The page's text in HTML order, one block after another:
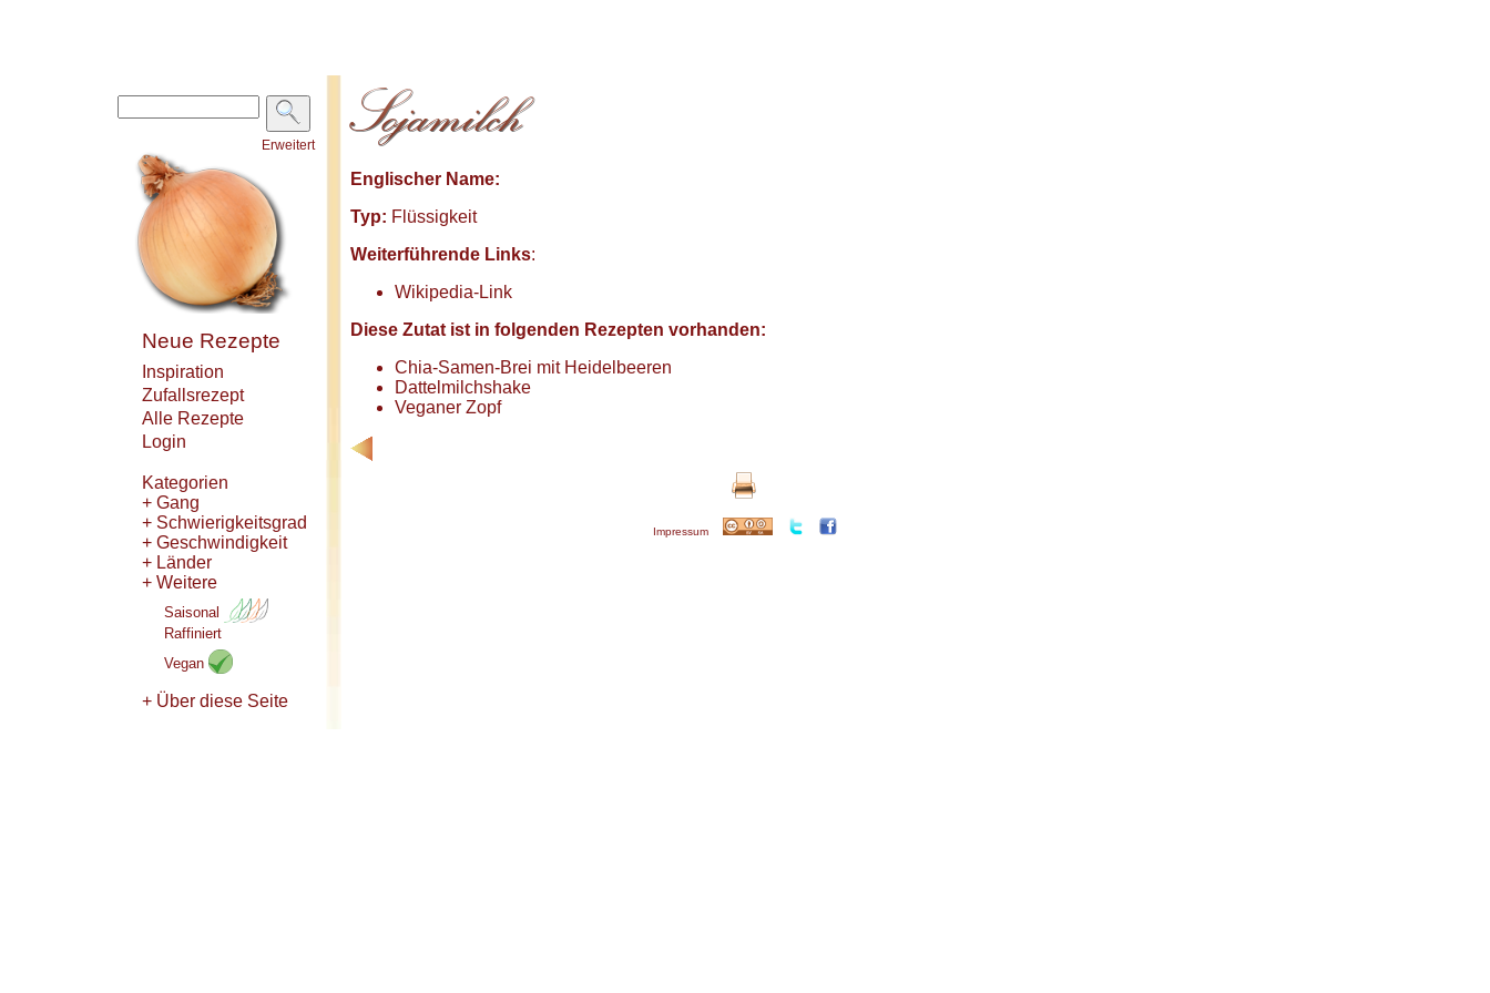
Erweitert
Neue Rezepte
Inspiration
Zufallsrezept
Alle Rezepte
Login
Kategorien
+ Gang
+ Schwierigkeitsgrad
+ Geschwindigkeit
+ Länder
+ Weitere
Saisonal
Raffiniert
Vegan
+ Über diese Seite
Englischer Name:
Typ: Flüssigkeit
Weiterführende Links:
Wikipedia-Link
Diese Zutat ist in folgenden Rezepten vorhanden:
Chia-Samen-Brei mit Heidelbeeren
Dattelmilchshake
Veganer Zopf
Impressum